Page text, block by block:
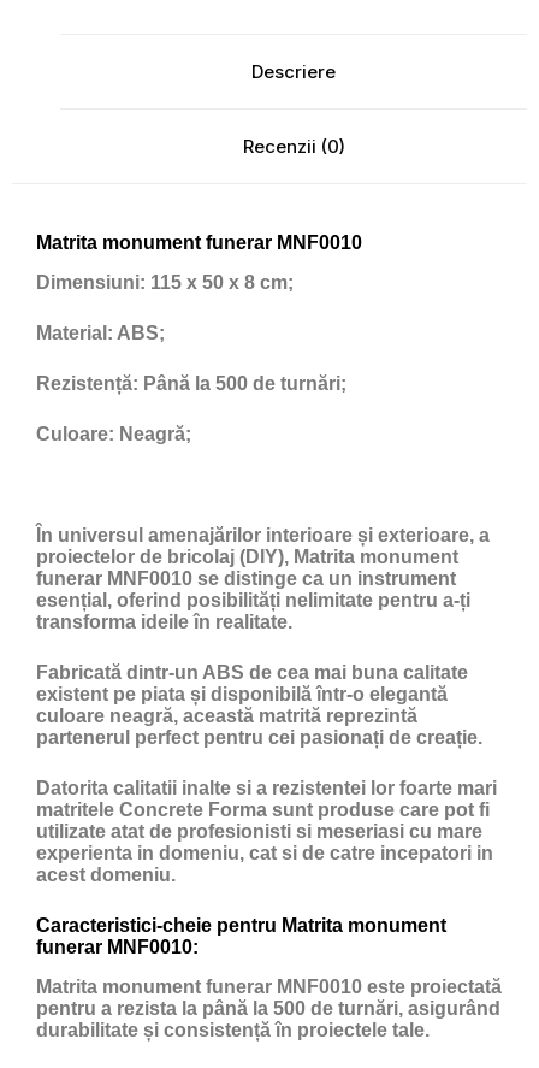
Descriere
Recenzii (0)
Matrita monument funerar MNF0010
Dimensiuni: 115 x 50 x 8 cm;
Material: ABS;
Rezistență: Până la 500 de turnări;
Culoare: Neagră;
În universul amenajărilor interioare și exterioare, a
proiectelor de bricolaj (DIY), Matrita monument
funerar MNF0010 se distinge ca un instrument
esențial, oferind posibilități nelimitate pentru a-ți
transforma ideile în realitate.
Fabricată dintr-un ABS de cea mai buna calitate
existent pe piata și disponibilă într-o elegantă
culoare neagră, această matrită reprezintă
partenerul perfect pentru cei pasionați de creație.
Datorita calitatii inalte si a rezistentei lor foarte mari
matritele Concrete Forma sunt produse care pot fi
utilizate atat de profesionisti si meseriasi cu mare
experienta in domeniu, cat si de catre incepatori in
acest domeniu.
Caracteristici-cheie pentru Matrita monument
funerar MNF0010:
Matrita monument funerar MNF0010 este proiectată
pentru a rezista la până la 500 de turnări, asigurând
durabilitate și consistență în proiectele tale.